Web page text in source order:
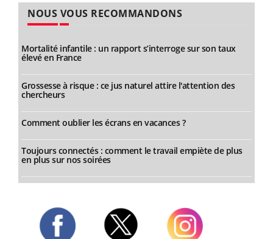
NOUS VOUS RECOMMANDONS
Mortalité infantile : un rapport s’interroge sur son taux
élevé en France
Grossesse à risque : ce jus naturel attire l'attention des
chercheurs
Comment oublier les écrans en vacances ?
Toujours connectés : comment le travail empiète de plus
en plus sur nos soirées